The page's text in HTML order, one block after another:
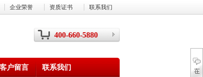
400-660-5880
客户留言 联系我们
企业荣誉 资质证书 联系我们